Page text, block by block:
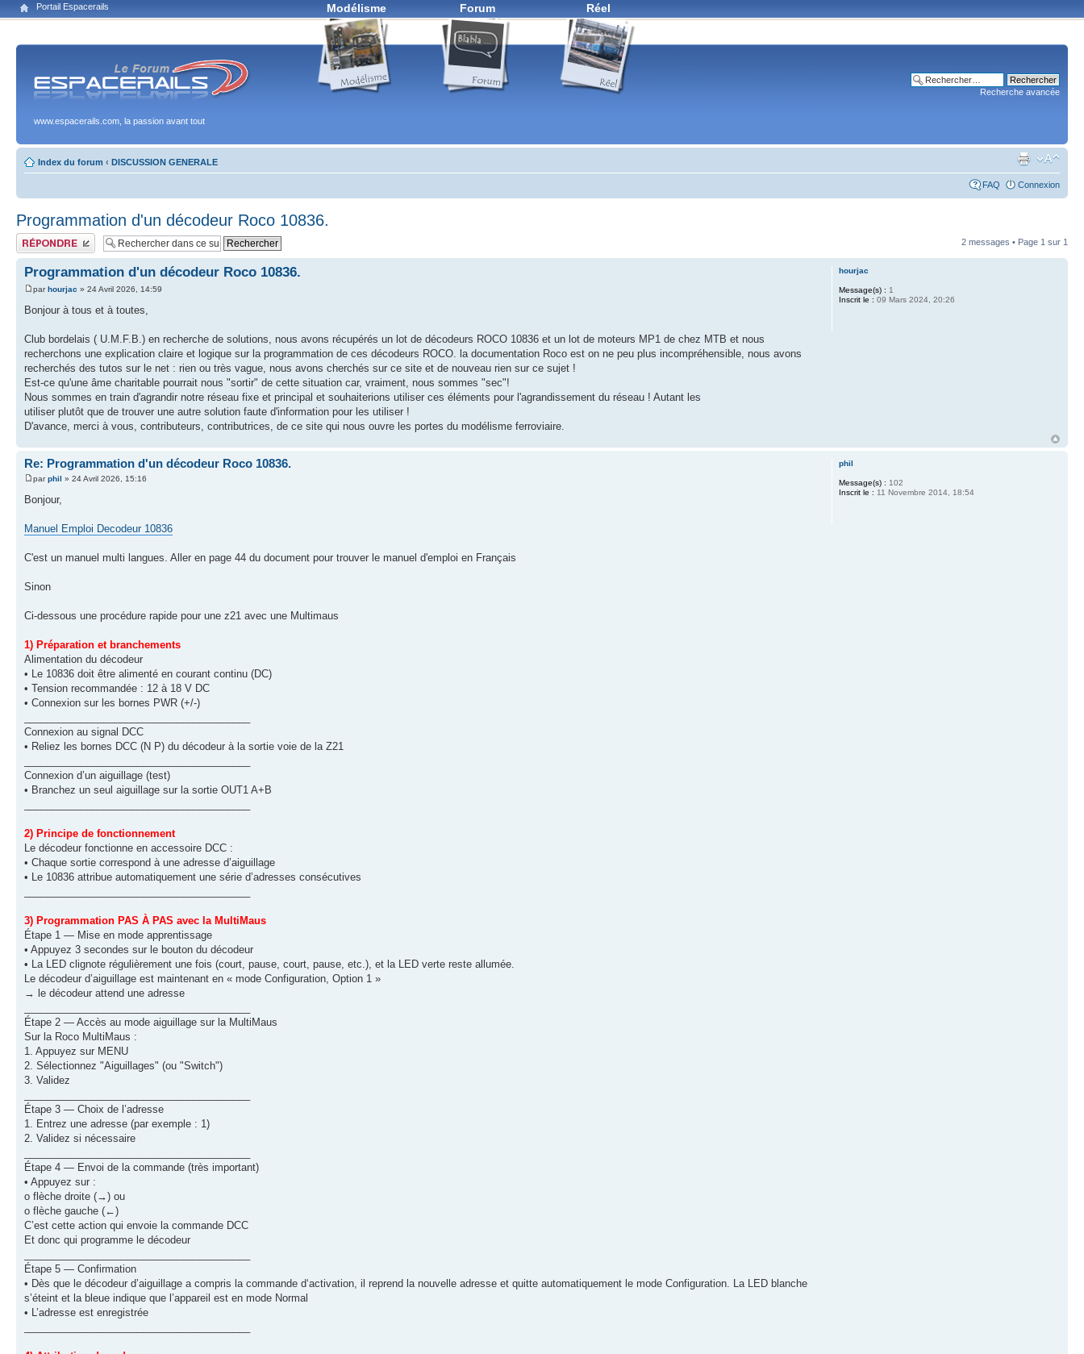
Portail Espacerails Modélisme Forum Réel
www.espacerails.com, la passion avant tout
Recherche avancée
Index du forum ‹ DISCUSSION GENERALE
FAQ Connexion
Programmation d'un décodeur Roco 10836.
Publier une réponse 2 messages • Page 1 sur 1
Programmation d'un décodeur Roco 10836.
parhourjac » 24 Avril 2026, 14:59
Bonjour à tous et à toutes,
Club bordelais ( U.M.F.B.) en recherche de solutions, nous avons récupérés un lot de décodeurs ROCO 10836 et un lot de moteurs MP1 de chez MTB et nous
recherchons une explication claire et logique sur la programmation de ces décodeurs ROCO. la documentation Roco est on ne peu plus incompréhensible, nous avons
recherchés des tutos sur le net : rien ou très vague, nous avons cherchés sur ce site et de nouveau rien sur ce sujet !
Est-ce qu'une âme charitable pourrait nous "sortir" de cette situation car, vraiment, nous sommes "sec"!
Nous sommes en train d'agrandir notre réseau fixe et principal et souhaiterions utiliser ces éléments pour l'agrandissement du réseau ! Autant les
utiliser plutôt que de trouver une autre solution faute d'information pour les utiliser !
D'avance, merci à vous, contributeurs, contributrices, de ce site qui nous ouvre les portes du modélisme ferroviaire.
hourjac
Message(s) : 1
Inscrit le : 09 Mars 2024, 20:26
Re: Programmation d'un décodeur Roco 10836.
parphil » 24 Avril 2026, 15:16
Bonjour,
Manuel Emploi Decodeur 10836
C'est un manuel multi langues. Aller en page 44 du document pour trouver le manuel d'emploi en Français
Sinon
Ci-dessous une procédure rapide pour une z21 avec une Multimaus
1) Préparation et branchements
Alimentation du décodeur
• Le 10836 doit être alimenté en courant continu (DC)
• Tension recommandée : 12 à 18 V DC
• Connexion sur les bornes PWR (+/-)
Connexion au signal DCC
• Reliez les bornes DCC (N P) du décodeur à la sortie voie de la Z21
Connexion d’un aiguillage (test)
• Branchez un seul aiguillage sur la sortie OUT1 A+B
2) Principe de fonctionnement
Le décodeur fonctionne en accessoire DCC :
• Chaque sortie correspond à une adresse d’aiguillage
• Le 10836 attribue automatiquement une série d’adresses consécutives
3) Programmation PAS À PAS avec la MultiMaus
Étape 1 — Mise en mode apprentissage
• Appuyez 3 secondes sur le bouton du décodeur
• La LED clignote régulièrement une fois (court, pause, court, pause, etc.), et la LED verte reste allumée.
Le décodeur d’aiguillage est maintenant en « mode Configuration, Option 1 »
→ le décodeur attend une adresse
Étape 2 — Accès au mode aiguillage sur la MultiMaus
Sur la Roco MultiMaus :
1. Appuyez sur MENU
2. Sélectionnez "Aiguillages" (ou "Switch")
3. Validez
Étape 3 — Choix de l’adresse
1. Entrez une adresse (par exemple : 1)
2. Validez si nécessaire
Étape 4 — Envoi de la commande (très important)
• Appuyez sur :
o flèche droite (→) ou
o flèche gauche (←)
C’est cette action qui envoie la commande DCC
Et donc qui programme le décodeur
Étape 5 — Confirmation
• Dès que le décodeur d’aiguillage a compris la commande d‘activation, il reprend la nouvelle adresse et quitte automatiquement le mode Configuration. La LED blanche
s’éteint et la bleue indique que l’appareil est en mode Normal
• L’adresse est enregistrée
phil
Message(s) : 102
Inscrit le : 11 Novembre 2014, 18:54